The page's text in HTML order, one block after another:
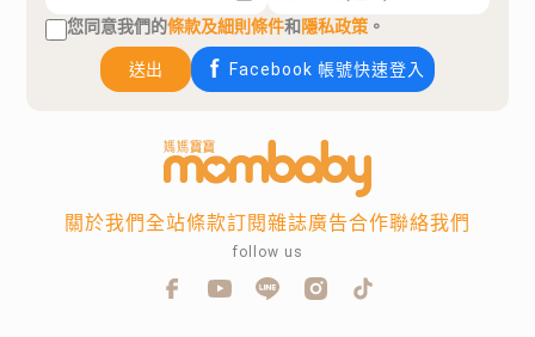
您同意我們的條款及細則條件和隱私政策 。
送出 Facebook 帳號快速登入
關於我們全站條款訂閱雜誌廣告合作聯絡我們
follow us